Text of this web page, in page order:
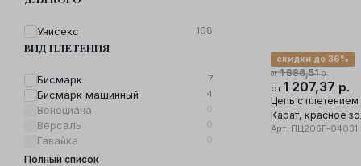
Унисекс 168
ВИД ПЛЕТЕНИЯ
Бисмарк 7
Бисмарк машинный 4
Венециана 0
Версаль 0
Гавайка 0
Полный список
от1 886,51р.
скидки до 36%
от 1 207,37 р.
Цепь с
Карат, красное
проба
Арт. ПЦ206Г-04031